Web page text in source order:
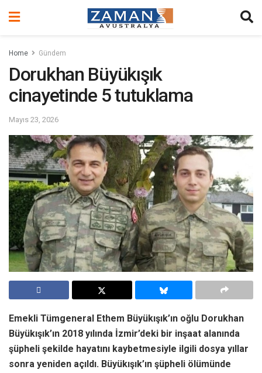
Home Gündem
Dorukhan Büyükışık
cinayetinde 5 tutuklama
Mayıs 23, 2026
Emekli Tümgeneral Ethem Büyükışık’ın oğlu Dorukhan
Büyükışık’ın 2018 yılında İzmir’deki bir inşaat alanında
şüpheli şekilde hayatını kaybetmesiyle ilgili dosya yıllar
sonra yeniden açıldı. Büyükışık’ın şüpheli ölümünde